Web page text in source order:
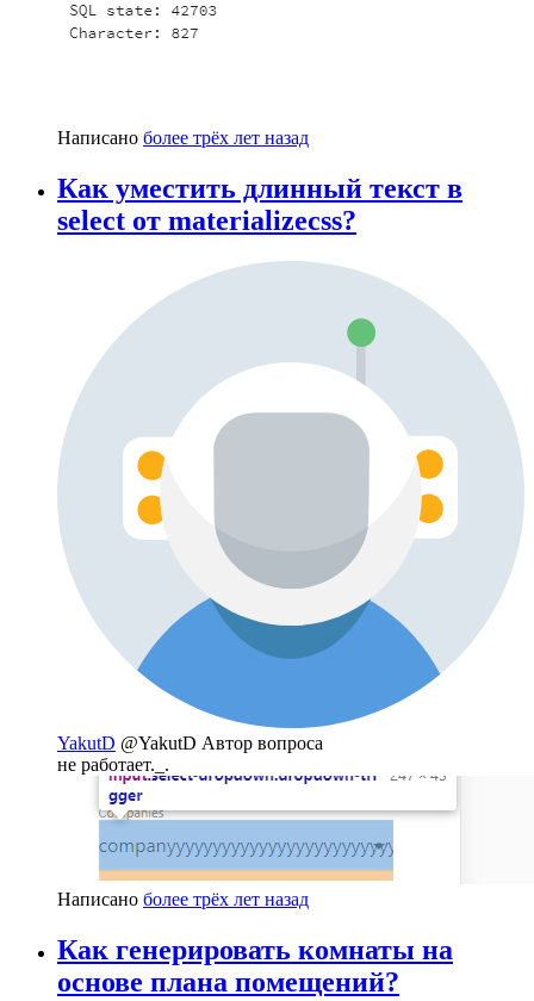
Написано более трёх лет назад
Как уместить длинный текст в
select от materializecss?
YakutD @YakutD Автор вопроса
не работает._.
Написано более трёх лет назад
Как генерировать комнаты на
основе плана помещений?